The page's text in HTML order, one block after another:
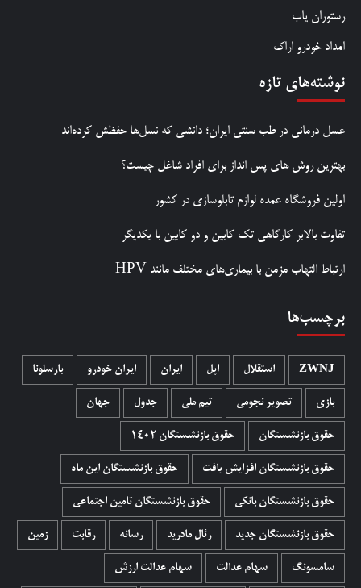
رستوران یاب
امداد خودرو اراک
نوشته‌های تازه
عسل درمانی در طب سنتی ایران؛ دانشی که نسل‌ها حفظش کرده‌اند
بهترین روش‌ های پس‌ انداز برای افراد شاغل چیست؟
اولین فروشگاه عمده لوازم تابلوسازی در کشور
تفاوت بالابر کارگاهی تک کابین و دو کابین با یکدیگر
ارتباط التهاب مزمن با بیماری‌های مختلف مانند HPV
برچسب‌ها
ZWNJ استقلال اپل ایران ایران خودرو بارسلونا
بازی تصویر نجومی تیم ملی جدول جهان
حقوق بازنشستگان حقوق بازنشستگان 1402
حقوق بازنشستگان افزایش یافت حقوق بازنشستگان این ماه
حقوق بازنشستگان بانکی حقوق بازنشستگان تامین اجتماعی
حقوق بازنشستگان جدید رئال مادرید رسانه رقابت زمین
سامسونگ سهام عدالت سهام عدالت ارزش